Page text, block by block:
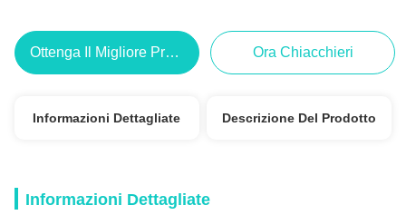
Ottenga Il Migliore Prezzo Ora Chiacchieri
Informazioni Dettagliate Descrizione Del Prodotto
Informazioni Dettagliate